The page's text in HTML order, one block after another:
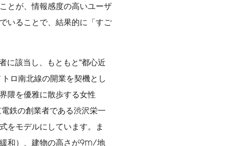
とが、情報感度の高いユーザ
いることで、結果的に「すご
に該当し、もともと“都心近
ロ南北線の開業を契機とし
隈を優雅に散歩する女性
鉄の創業者である渋沢栄一
をモデルにしています。ま
和）、建物の高さが9m/地